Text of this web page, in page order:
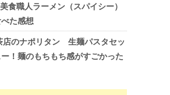
職人ラーメン（スパイシー）
た感想
店のナポリタン 生麺パスタセッ
ー！麺のもちもち感がすごかった